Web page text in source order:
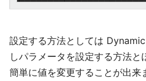
設定する方法としては
しパラメータを設定する方法と
簡単に値を変更することが出来